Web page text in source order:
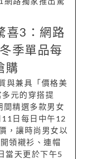
喜3：網路
季單品每
購
與兼具「價格美
元的穿搭提
間精選多款男女
日每日中午12
，讓時尚男女以
領襯衫、連帽
當天更於下午5